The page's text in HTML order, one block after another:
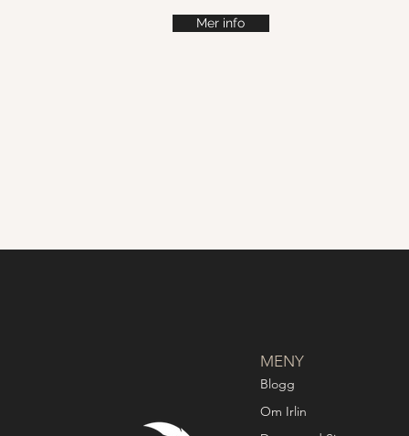
Mer info
MENY
Blogg
Om Irlin